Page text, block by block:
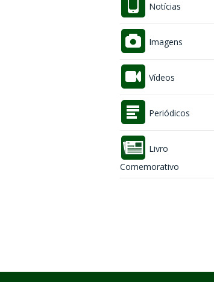
Notícias
Imagens
Vídeos
Periódicos
Livro
Comemorativo